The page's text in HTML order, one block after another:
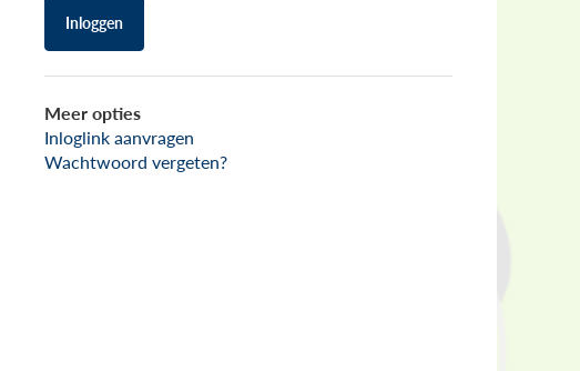
Inloggen
Meer opties
Inloglink aanvragen
Wachtwoord vergeten?